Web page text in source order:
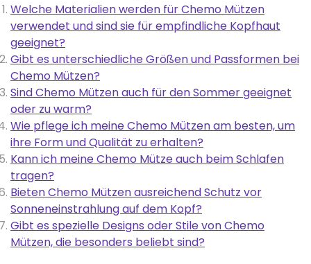
Welche Materialien werden für Chemo Mützen
verwendet und sind sie für empfindliche Kopfhaut
geeignet?
Gibt es unterschiedliche Größen und Passformen bei
Chemo Mützen?
Sind Chemo Mützen auch für den Sommer geeignet
oder zu warm?
Wie pflege ich meine Chemo Mützen am besten, um
ihre Form und Qualität zu erhalten?
Kann ich meine Chemo Mütze auch beim Schlafen
tragen?
Bieten Chemo Mützen ausreichend Schutz vor
Sonneneinstrahlung auf dem Kopf?
Gibt es spezielle Designs oder Stile von Chemo
Mützen, die besonders beliebt sind?